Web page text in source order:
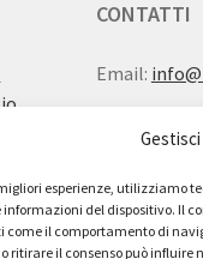
esperienze, utilizziamo
informazioni del dispositivo. Il
come il comportamento di
ritirare il consenso può
CONTATTI
Email: